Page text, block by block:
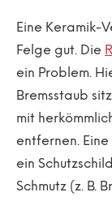
Eine Keramik-
Felge gut. Die
ein Problem.
Bremsstaub
mit
entfernen.
ein
Schmutz (z. B.